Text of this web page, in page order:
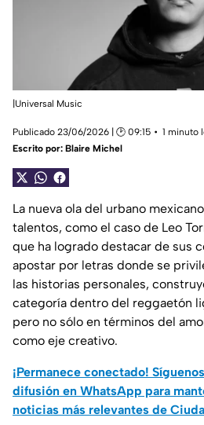
|Universal Music
Publicado 23/06/2026 | 🕑 09:15
1 minuto
Escrito por: Blaire Michel
La nueva ola del urbano
talentos, como el caso de Leo
que ha logrado destacar de sus
apostar por letras donde se
las historias personales,
categoría dentro del reggaetón
pero no sólo en términos del
como eje creativo.
¡Permanece conectado!
difusión en WhatsApp para
noticias más relevantes de